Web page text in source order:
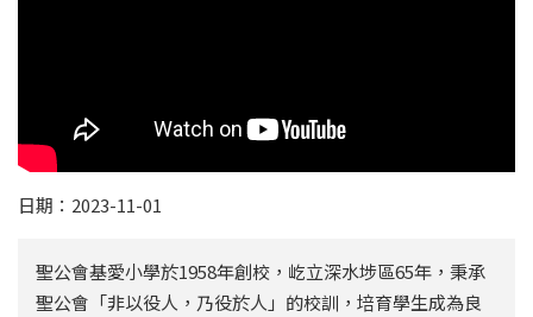
日期：2023-11-01
聖公會基愛小學於1958年創校，屹立深水埗區65年，秉承
聖公會「非以役人，乃役於人」的校訓，培育學生成為良